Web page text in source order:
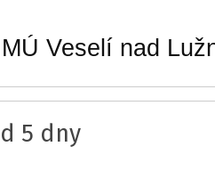
MÚ Veselí nad
5 dny